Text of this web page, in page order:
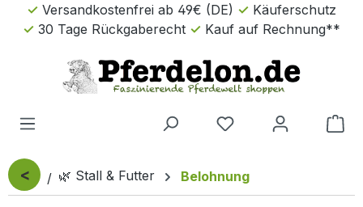
Zum Hauptinhalt springen
Versandkostenfrei ab 49€ (DE)
Käuferschutz
30 Tage Rückgaberecht
Kauf auf Rechnung**
< 🌿 Stall & Futter Belohnung